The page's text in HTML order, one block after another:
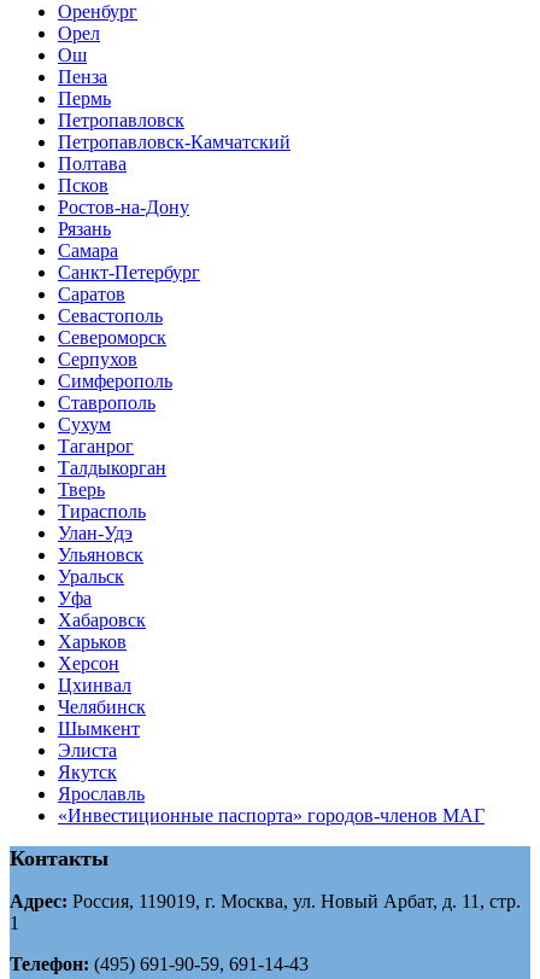
Оренбург
Орел
Ош
Пенза
Пермь
Петропавловск
Петропавловск-Камчатский
Полтава
Псков
Ростов-на-Дону
Рязань
Самара
Санкт-Петербург
Саратов
Севастополь
Североморск
Серпухов
Симферополь
Ставрополь
Сухум
Таганрог
Tалдыкорган
Тверь
Тирасполь
Улан-Удэ
Ульяновск
Уральск
Уфа
Хабаровск
Харьков
Херсон
Цхинвал
Челябинск
Шымкент
Элиста
Якутск
Ярославль
«Инвестиционные паспорта» городов-членов МАГ
Контакты
Адрес: Россия, 119019, г. Москва, ул. Новый Арбат, д. 11, стр.
1
Телефон: (495) 691-90-59, 691-14-43